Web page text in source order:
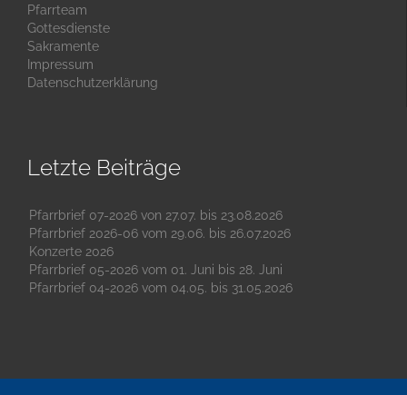
Pfarrteam
Gottesdienste
Sakramente
Impressum
Datenschutzerklärung
Letzte Beiträge
Pfarrbrief 07-2026 von 27.07. bis 23.08.2026
Pfarrbrief 2026-06 vom 29.06. bis 26.07.2026
Konzerte 2026
Pfarrbrief 05-2026 vom 01. Juni bis 28. Juni
Pfarrbrief 04-2026 vom 04.05. bis 31.05.2026